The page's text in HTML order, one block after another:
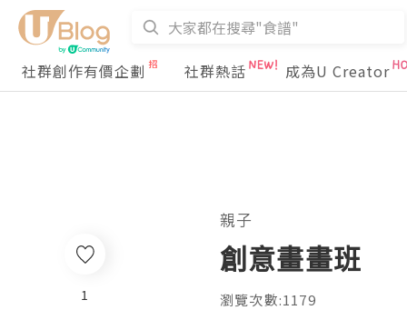
社群創作有價企劃 社群熱話 成為U Creator
1
親子
創意畫畫班
瀏覽次數:1179